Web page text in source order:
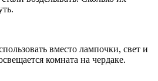
вместо лампочки, свет и
комната на чердаке.